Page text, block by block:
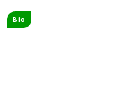
Čokoláda, BIO, 60 g
Bio